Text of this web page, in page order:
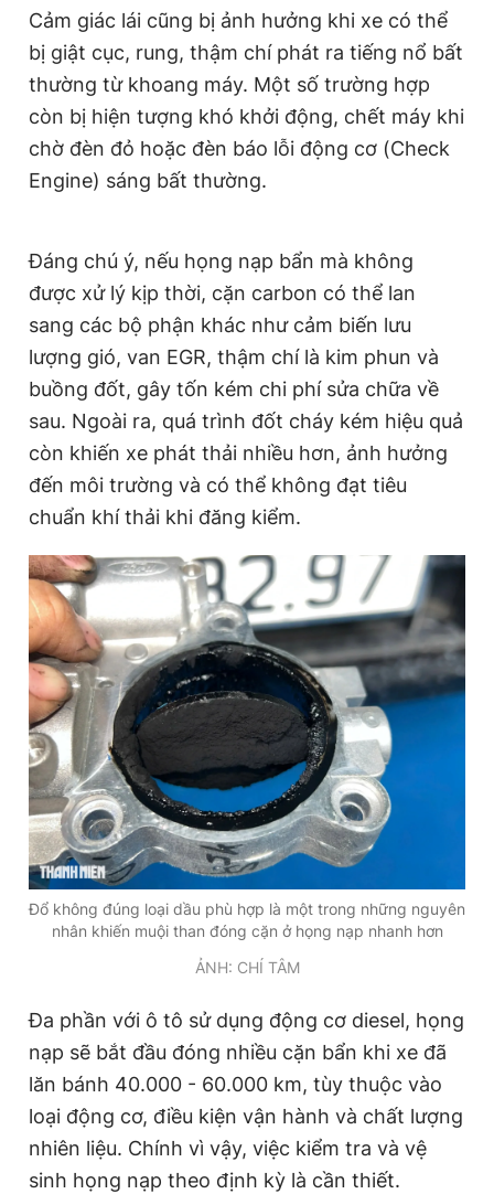
Cảm giác lái cũng bị ảnh hưởng khi xe có thể
bị giật cục, rung, thậm chí phát ra tiếng nổ bất
thường từ khoang máy. Một số trường hợp
còn bị hiện tượng khó khởi động, chết máy khi
chờ đèn đỏ hoặc đèn báo lỗi động cơ (Check
Engine) sáng bất thường.
Đáng chú ý, nếu họng nạp bẩn mà không
được xử lý kịp thời, cặn carbon có thể lan
sang các bộ phận khác như cảm biến lưu
lượng gió, van EGR, thậm chí là kim phun và
buồng đốt, gây tốn kém chi phí sửa chữa về
sau. Ngoài ra, quá trình đốt cháy kém hiệu quả
còn khiến xe phát thải nhiều hơn, ảnh hưởng
đến môi trường và có thể không đạt tiêu
chuẩn khí thải khi đăng kiểm.
Đổ không đúng loại dầu phù hợp là một trong những nguyên
nhân khiến muội than đóng cặn ở họng nạp nhanh hơn
ẢNH: CHÍ TÂM
Đa phần với ô tô sử dụng động cơ diesel, họng
nạp sẽ bắt đầu đóng nhiều cặn bẩn khi xe đã
lăn bánh 40.000 - 60.000 km, tùy thuộc vào
loại động cơ, điều kiện vận hành và chất lượng
nhiên liệu. Chính vì vậy, việc kiểm tra và vệ
sinh họng nạp theo định kỳ là cần thiết.